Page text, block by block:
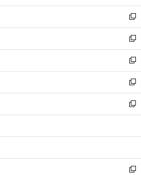
開
く
ウ
で
開
く
ン
ド
ウ
で
開
く
ウ
ィ
ン
ド
ウ
で
開
く
新
し
い
ウ
ィ
ン
ド
ウ
で
開
新
し
い
ウ
ィ
ン
ド
ウ
開
新
し
い
ウ
ィ
ン
ウ
開
く
新
し
い
ウ
ン
ウ
で
新
し
ウ
ン
ド
新